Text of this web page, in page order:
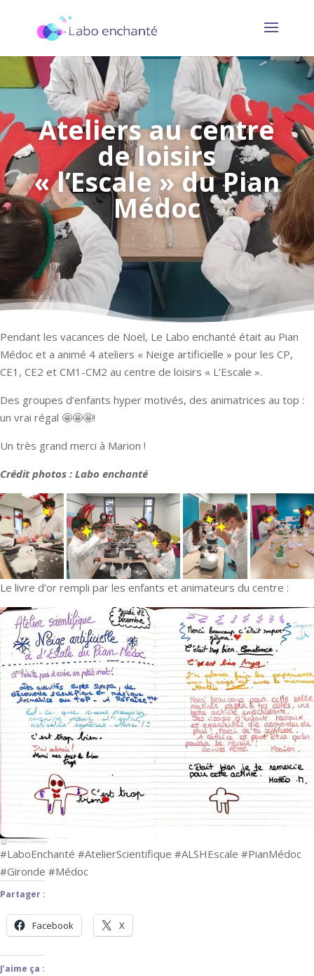
Ateliers au centre
de loisirs
« l’Escale » du Pian
Médoc
Pendant les vacances de Noël, Le Labo enchanté était au Pian
Médoc et a animé 4 ateliers « Neige artificielle » pour les CP,
CE1, CE2 et CM1-CM2 au centre de loisirs « L’Escale ».
Des groupes d’enfants hyper motivés, des animatrices au top :
un vrai régal 🤩🤩🤩!
Un très grand merci à Marion !
Crédit photos : Labo enchanté
Le livre d’or rempli par les enfants et animateurs du centre :
#LaboEnchanté #AtelierScientifique #ALSHEscale #PianMédoc
#Gironde #Médoc
Partager :
Facebook X
J’aime ça :